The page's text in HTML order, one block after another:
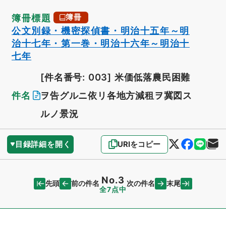
簿冊標題 簿冊
公文別録・機密探偵書・明治十五年～明
治十七年・第一巻・明治十六年～明治十
七年
件名
[件名番号: 003] 米価低落農民困難
ヲ告グルニ依リ各地方減租ヲ冀図ス
ルノ景況
目録詳細を開く URIをコピー
先頭 前の件名 No.3
全7点中
次の件名 末尾